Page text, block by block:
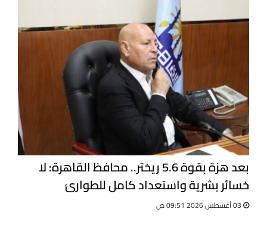
بعد هزة بقوة 5.6 ريختر.. محافظ القاهرة: لا
خسائر بشرية واستعداد كامل للطوارئ